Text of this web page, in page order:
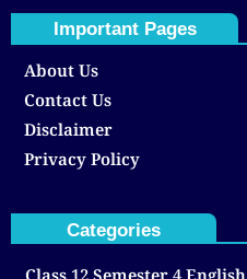
Important Pages
About Us
Contact Us
Disclaimer
Privacy Policy
Categories